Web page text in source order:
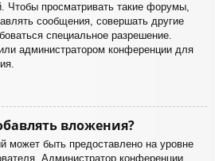
Чтобы просматривать такие форумы,
сообщения, совершать другие
специальное разрешение.
администратором конференции для
вложения?
может быть предоставлено на уровне
Администратор конференции